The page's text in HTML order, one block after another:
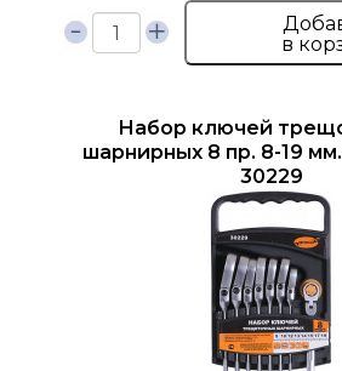
в
Набор ключей
шарнирных 8 пр. 8-19
30229